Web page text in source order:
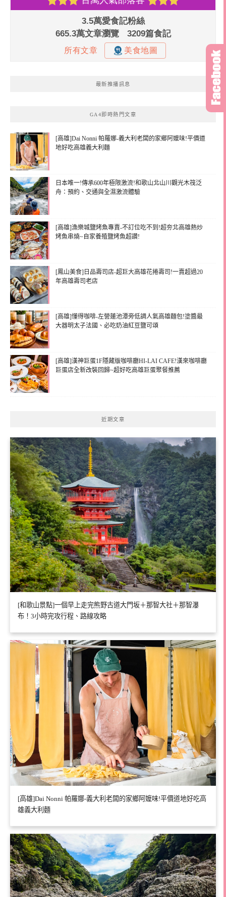
最新推播訊息
GA4即時熱門文章
[高雄]Dai Nonni 帕羅娜-義大利老闆的家鄉阿嬤味!平價道
地好吃高雄義大利麵
日本唯一!傳承600年極限激流!和歌山北山川觀光木筏泛
舟：預約、交通與全濕激流體驗
[高雄]漁樂城鹽烤魚專賣-不訂位吃不到!超夯北高雄熱炒
烤魚串燒~自家養殖鹽烤魚超讚!
[鳳山美食]日品壽司店-超巨大高雄花捲壽司!一賣超過20
年高雄壽司老店
[高雄]懂得咖啡-左營蓮池潭旁低調人氣高雄麵包!塗醬最
大器明太子法國、必吃奶油紅豆鹽可頌
[高雄]漢神巨蛋1F隱藏版咖啡廳HI-LAI CAFE!漢來咖啡廳
巨蛋店全新改裝回歸~超好吃高雄巨蛋聚餐推薦
近期文章
[和歌山景點]一個早上走完熊野古道大門坂＋那智大社＋那智瀑
布！3小時完攻行程、路線攻略
[高雄]Dai Nonni 帕羅娜-義大利老闆的家鄉阿嬤味!平價道地好吃高
雄義大利麵